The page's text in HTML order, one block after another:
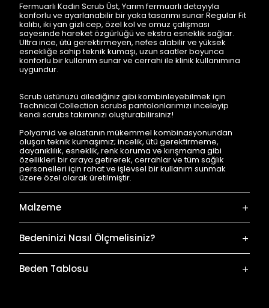
Fermuarlı Kadın Scrub Üst, Yarım fermuarlı detayıyla
konforlu ve ayarlanabilir bir yaka tasarımı sunar Regular Fit
kalıbı, iki yan gizli cep, özel kol ve omuz çalışması
sayesinde hareket özgürlüğü ve ekstra esneklik sağlar.
Ultra ince, ütü gerektirmeyen, nefes alabilir ve yüksek
esnekliğe sahip teknik kumaşı, uzun saatler boyunca
konforlu bir kullanım sunar ve cerrahi ile klinik kullanımına
uygundur.
Scrub üstünüzü dilediğiniz gibi kombinleyebilmek için
Technical Collection scrubs pantolonlarımızı inceleyip
kendi scrubs takımınızı oluşturabilirsiniz!
Polyamid ve elastanın mükemmel kombinasyonundan
oluşan teknik kumaşımız; incelik, ütü gerektirmeme,
dayanıklılık, esneklik, renk koruma ve kırışmama gibi
özellikleri bir araya getirerek, cerrahlar ve tüm sağlık
personelleri için rahat ve işlevsel bir kullanım sunmak
üzere özel olarak üretilmiştir.
Malzeme
Bedeninizi Nasıl Ölçmelisiniz?
Beden Tablosu